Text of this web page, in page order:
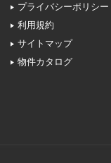
プライバシーポリシー
利用規約
サイトマップ
物件カタログ